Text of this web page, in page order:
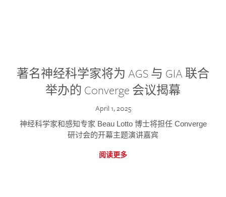
著名神经科学家将为 AGS 与 GIA 联合
举办的 Converge 会议揭幕
April 1, 2025
神经科学家和感知专家 Beau Lotto 博士将担任 Converge
研讨会的开幕主题演讲嘉宾
阅读更多